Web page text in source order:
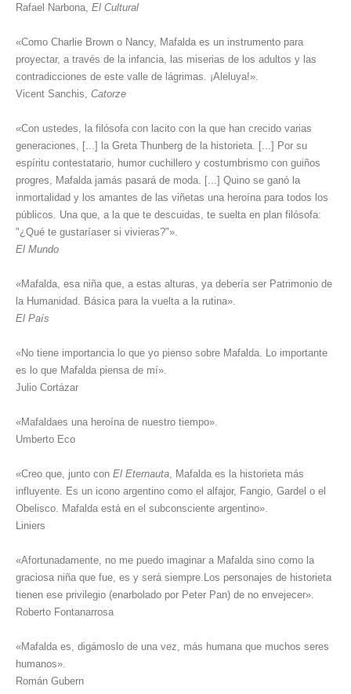
Rafael Narbona, El Cultural
«Como Charlie Brown o Nancy, Mafalda es un instrumento para
proyectar, a través de la infancia, las miserias de los adultos y las
contradicciones de este valle de lágrimas. ¡Aleluya!».
Vicent Sanchis, Catorze
«Con ustedes, la filósofa con lacito con la que han crecido varias
generaciones, [...] la Greta Thunberg de la historieta. [...] Por su
espíritu contestatario, humor cuchillero y costumbrismo con guiños
progres, Mafalda jamás pasará de moda. [...] Quino se ganó la
inmortalidad y los amantes de las viñetas una heroína para todos los
públicos. Una que, a la que te descuidas, te suelta en plan filósofa:
"¿Qué te gustaríaser si vivieras?"».
El Mundo
«Mafalda, esa niña que, a estas alturas, ya debería ser Patrimonio de
la Humanidad. Básica para la vuelta a la rutina».
El País
«No tiene importancia lo que yo pienso sobre Mafalda. Lo importante
es lo que Mafalda piensa de mí».
Julio Cortázar
«Mafaldaes una heroína de nuestro tiempo».
Umberto Eco
«Creo que, junto con El Eternauta , Mafalda es la historieta más
influyente. Es un icono argentino como el alfajor, Fangio, Gardel o el
Obelisco. Mafalda está en el subconsciente argentino».
Liniers
«Afortunadamente, no me puedo imaginar a Mafalda sino como la
graciosa niña que fue, es y será siempre.Los personajes de historieta
tienen ese privilegio (enarbolado por Peter Pan) de no envejecer».
Roberto Fontanarrosa
«Mafalda es, digámoslo de una vez, más humana que muchos seres
humanos».
Román Gubern